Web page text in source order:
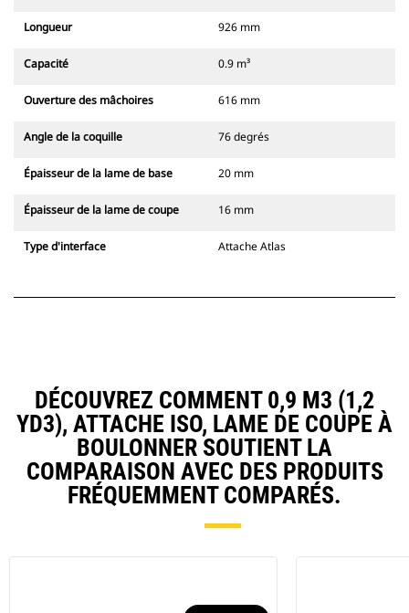
Longueur 926 mm
Capacité 0.9 m³
Ouverture des mâchoires 616 mm
Angle de la coquille 76 degrés
Épaisseur de la lame de base 20 mm
Épaisseur de la lame de coupe 16 mm
Type d'interface Attache Atlas
DÉCOUVREZ COMMENT 0,9 M3 (1,2
YD3), ATTACHE ISO, LAME DE COUPE À
BOULONNER SOUTIENT LA
COMPARAISON AVEC DES PRODUITS
FRÉQUEMMENT COMPARÉS.